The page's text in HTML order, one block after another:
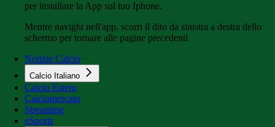
per installare la App sul tuo Iphone.
Mentre navighi nell'app, scorri il dito da sinistra a destra dello
schermo per tornare alle pagine precedenti
Notizie Calcio
Calcio Italiano
Calcio Estero
Calciomercato
Streaming
eSports